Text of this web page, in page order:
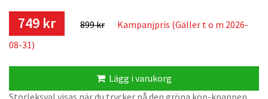
Embrace System så att du kan packa ryggsäcken full och
samtidigt springa bekvämt i många timmar.
att krama åt kroppen ordentligt och säkerställa så att
ryggsäcken inte skumpar omkring på din rygg när du
springer. Det är ett bärsystem i dubbla lager med vingar på
749 kr 899 kr
Kampanjpris (Gäller t o m 2026-
08-31)
Lägg i varukorg
Storleksval visas när du trycker på den gröna köp-knappen